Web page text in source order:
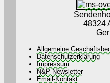
48324
Allgemeine
Datenschutzerklärung
Impressum
N&P Newsletter
Email-Kontakt